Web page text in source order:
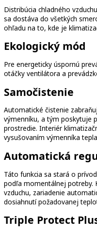
Distribúcia chladného
sa dostáva do všetkých
ohľadu na to, kde je
Ekologický mód
Pre energeticky úspornú
otáčky ventilátora a
Samočistenie
Automatické čistenie
výmenníku, a tým poskytuje
prostredie. Interiér
vysušovaním výmenníka
Automatická
Táto funkcia sa stará o
podľa momentálnej potreby.
vzduchu, zariadenie
dosiahnutí požadovanej
Triple Protect